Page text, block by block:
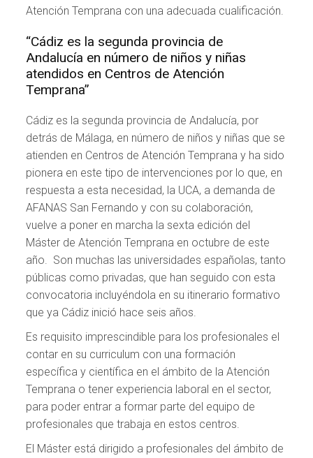
Atención Temprana con una adecuada cualificación.
“Cádiz es la segunda provincia de
Andalucía en número de niños y niñas
atendidos en Centros de Atención
Temprana”
Cádiz es la segunda provincia de Andalucía, por
detrás de Málaga, en número de niños y niñas que se
atienden en Centros de Atención Temprana y ha sido
pionera en este tipo de intervenciones por lo que, en
respuesta a esta necesidad, la UCA, a demanda de
AFANAS San Fernando y con su colaboración,
vuelve a poner en marcha la sexta edición del
Máster de Atención Temprana en octubre de este
año. Son muchas las universidades españolas, tanto
públicas como privadas, que han seguido con esta
convocatoria incluyéndola en su itinerario formativo
que ya Cádiz inició hace seis años.
Es requisito imprescindible para los profesionales el
contar en su curriculum con una formación
específica y científica en el ámbito de la Atención
Temprana o tener experiencia laboral en el sector,
para poder entrar a formar parte del equipo de
profesionales que trabaja en estos centros.
El Máster está dirigido a profesionales del ámbito de